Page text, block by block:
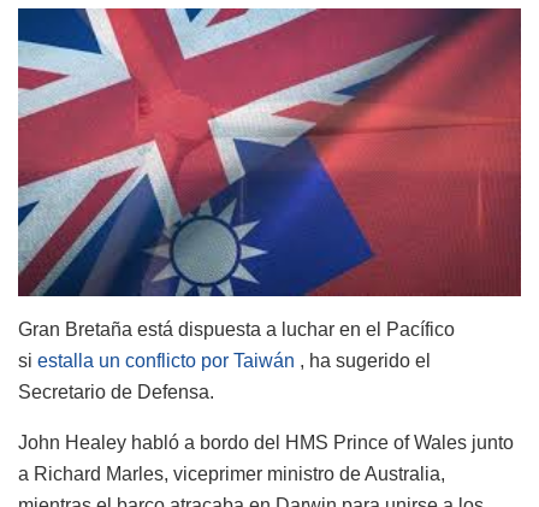
Gran Bretaña está dispuesta a luchar en el Pacífico
si estalla un conflicto por Taiwán , ha sugerido el
Secretario de Defensa.
John Healey habló a bordo del HMS Prince of Wales junto
a Richard Marles, viceprimer ministro de Australia,